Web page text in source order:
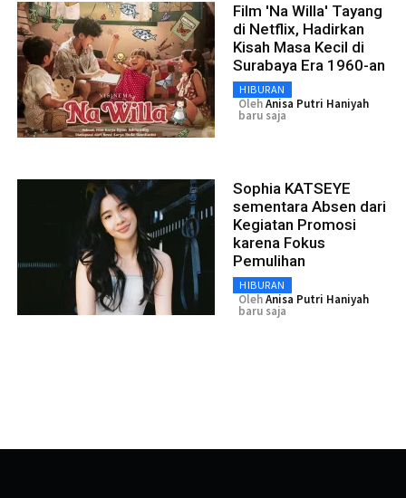
Film 'Na Willa' Tayang
di Netflix, Hadirkan
Kisah Masa Kecil di
Surabaya Era 1960-an
HIBURAN
OlehAnisa Putri Haniyah
baru saja
Sophia KATSEYE
sementara Absen dari
Kegiatan Promosi
karena Fokus
Pemulihan
HIBURAN
OlehAnisa Putri Haniyah
baru saja